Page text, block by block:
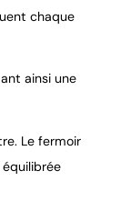
chaque
ainsi une
Le fermoir